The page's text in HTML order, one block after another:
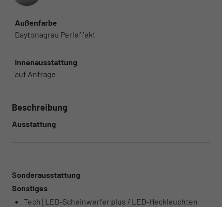
Außenfarbe
Daytonagrau Perleffekt
Innenausstattung
auf Anfrage
Beschreibung
Ausstattung
Sonderausstattung
Sonstiges
Tech [LED-Scheinwerfer plus / LED-Heckleuchten